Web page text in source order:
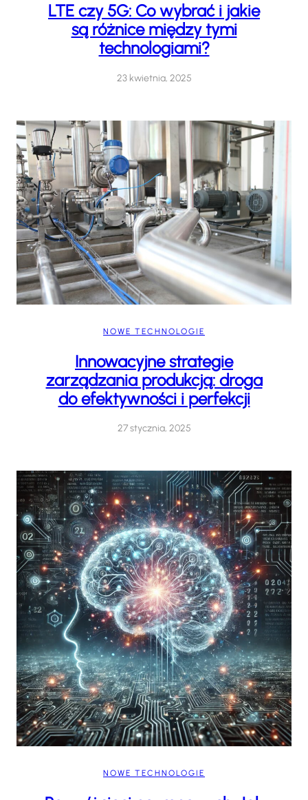
LTE czy 5G: Co wybrać i jakie
są różnice między tymi
technologiami?
23 kwietnia, 2025
NOWE TECHNOLOGIE
Innowacyjne strategie
zarządzania produkcją: droga
do efektywności i perfekcji
27 stycznia, 2025
NOWE TECHNOLOGIE